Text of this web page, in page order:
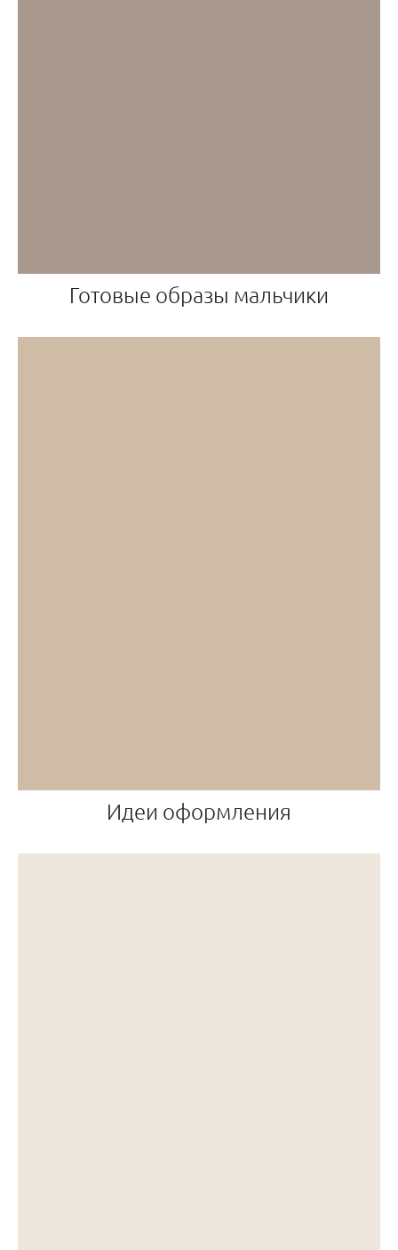
Готовые образы мальчики
Идеи оформления